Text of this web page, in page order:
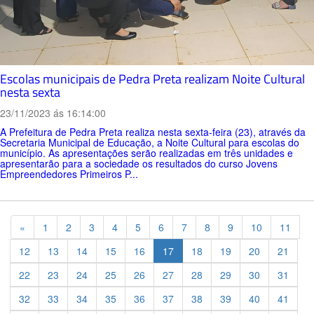
Escolas municipais de Pedra Preta realizam Noite Cultural
nesta sexta
23/11/2023 ás 16:14:00
A Prefeitura de Pedra Preta realiza nesta sexta-feira (23), através da
Secretaria Municipal de Educação, a Noite Cultural para escolas do
município. As apresentações serão realizadas em três unidades e
apresentarão para a sociedade os resultados do curso Jovens
Empreendedores Primeiros P...
« Previous
1 2 3 4 5 6 7 8 9 10
11
12
13 14 15 16 17 18 19 20
21
22
23 24 25 26 27 28 29 30
31
32
33 34 35 36 37 38 39 40
41